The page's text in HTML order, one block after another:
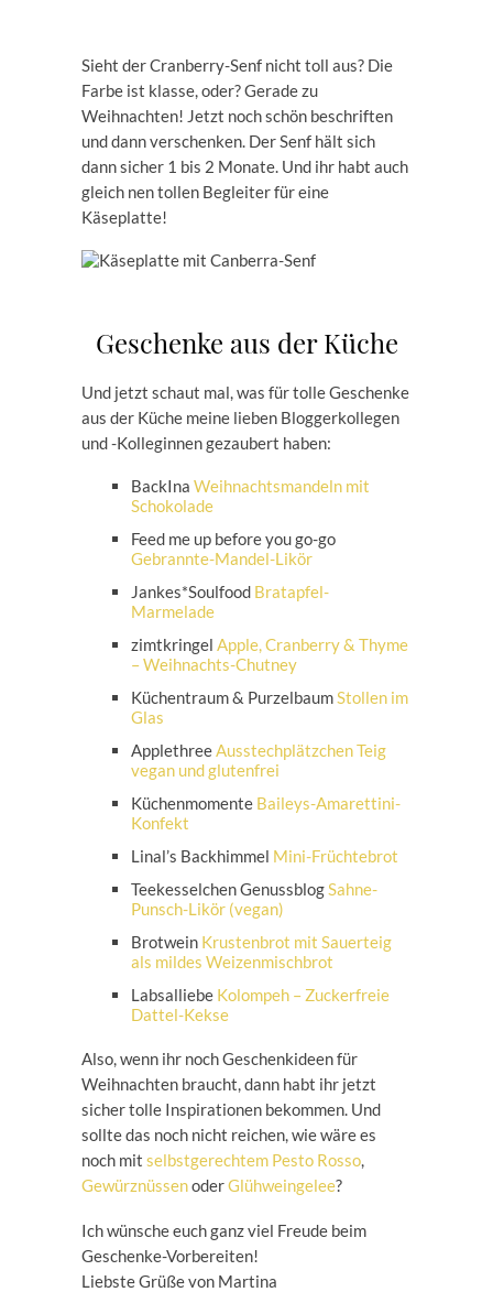
Sieht der Cranberry-Senf nicht toll aus? Die
Farbe ist klasse, oder? Gerade zu
Weihnachten! Jetzt noch schön beschriften
und dann verschenken. Der Senf hält sich
dann sicher 1 bis 2 Monate. Und ihr habt auch
gleich nen tollen Begleiter für eine
Käseplatte!
Geschenke aus der Küche
Und jetzt schaut mal, was für tolle Geschenke
aus der Küche meine lieben Bloggerkollegen
und -Kolleginnen gezaubert haben:
BackIna Weihnachtsmandeln mit
Schokolade
Feed me up before you go-go
Gebrannte-Mandel-Likör
Jankes*Soulfood Bratapfel-
Marmelade
zimtkringel Apple, Cranberry & Thyme
– Weihnachts-Chutney
Küchentraum & PurzelbaumStollen im
Glas
ApplethreeAusstechplätzchen Teig
vegan und glutenfrei
Küchenmomente Baileys-Amarettini-
Konfekt
Linal’s Backhimmel Mini-Früchtebrot
Teekesselchen GenussblogSahne-
Punsch-Likör (vegan)
Brotwein Krustenbrot mit Sauerteig
als mildes Weizenmischbrot
Labsalliebe Kolompeh – Zuckerfreie
Dattel-Kekse
Also, wenn ihr noch Geschenkideen für
Weihnachten braucht, dann habt ihr jetzt
sicher tolle Inspirationen bekommen. Und
sollte das noch nicht reichen, wie wäre es
noch mit selbstgerechtem Pesto Rosso,
GewürznüssenoderGlühweingelee?
Ich wünsche euch ganz viel Freude beim
Geschenke-Vorbereiten!
Liebste Grüße von Martina